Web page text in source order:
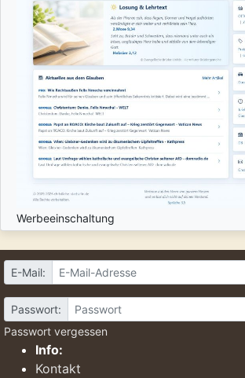
Werbeeinschaltung
E-Mail:
Passwort:
Passwort vergessen
Info:
Kontakt